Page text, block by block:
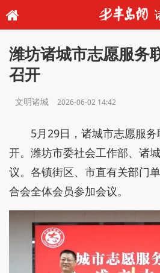
潍坊诸城市志愿服务
召开
文明诸城 2026-06-02 14:42
5月29日，诸城市志愿服
开。潍坊市委社会工作部、诸
议。各镇街区、市直有关部门
合会全体会员参加会议。